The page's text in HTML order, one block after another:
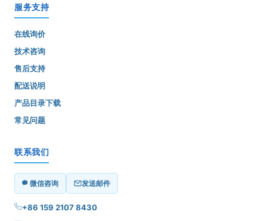
服务支持
在线询价
技术咨询
售后支持
配送说明
产品目录下载
常见问题
联系我们
微信咨询 发送邮件
+86 159 2107 8430